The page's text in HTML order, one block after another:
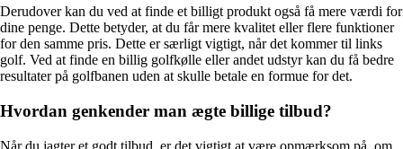
Derudover kan du ved at finde et billigt produkt også få mere værdi for
dine penge. Dette betyder, at du får mere kvalitet eller flere funktioner
for den samme pris. Dette er særligt vigtigt, når det kommer til links
golf. Ved at finde en billig golfkølle eller andet udstyr kan du få bedre
resultater på golfbanen uden at skulle betale en formue for det.
Hvordan genkender man ægte billige tilbud?
Når du jagter et godt tilbud, er det vigtigt at være opmærksom på, om